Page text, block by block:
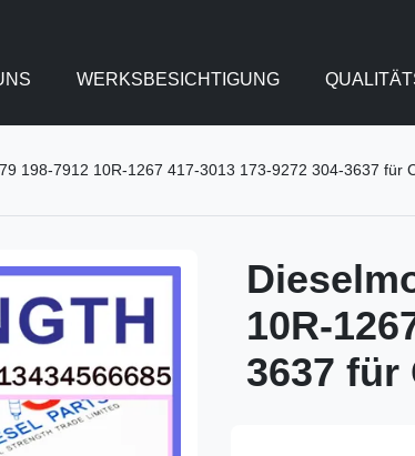
WERKSBESICHTIGUNG
198-7912 10R-1267 417-3013 173-9272 304-3637 für
10R-
3637 für